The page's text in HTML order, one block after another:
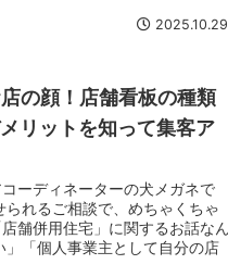
2025.10.29
の顔！店舗看板の種類
リットを知って集客ア
ーディネーターの犬メガネで
れるご相談で、めちゃくちゃ
舗併用住宅」に関するお話なん
「個人事業主として自分の店